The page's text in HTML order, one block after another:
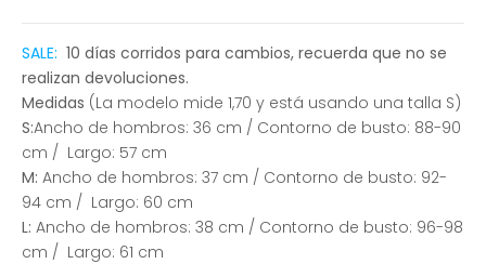
SALE: 10 días corridos para cambios, recuerda que no se
realizan devoluciones.
Medidas (La modelo mide 1,70 y está usando una talla S)
S:Ancho de hombros: 36 cm / Contorno de busto: 88-90
cm / Largo: 57 cm
M: Ancho de hombros: 37 cm / Contorno de busto: 92-
94 cm / Largo: 60 cm
L: Ancho de hombros: 38 cm / Contorno de busto: 96-98
cm / Largo: 61 cm